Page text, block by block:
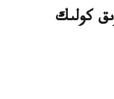
كولىك